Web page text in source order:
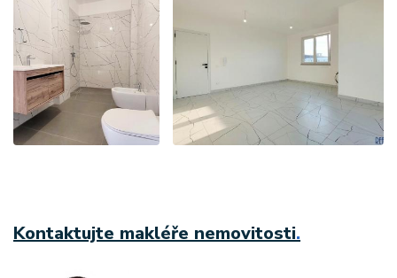
Kontaktujte makléře nemovitosti.